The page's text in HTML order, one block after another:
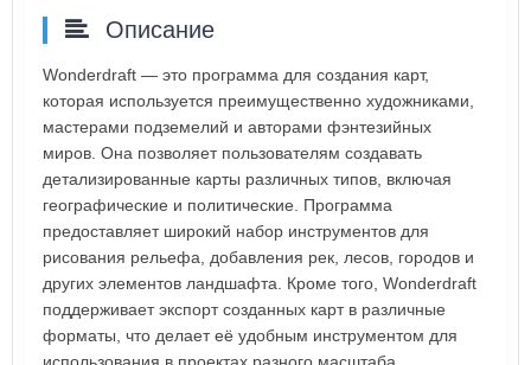
Описание
Wonderdraft — это программа для создания карт,
которая используется преимущественно художниками,
мастерами подземелий и авторами фэнтезийных
миров. Она позволяет пользователям создавать
детализированные карты различных типов, включая
географические и политические. Программа
предоставляет широкий набор инструментов для
рисования рельефа, добавления рек, лесов, городов и
других элементов ландшафта. Кроме того, Wonderdraft
поддерживает экспорт созданных карт в различные
форматы, что делает её удобным инструментом для